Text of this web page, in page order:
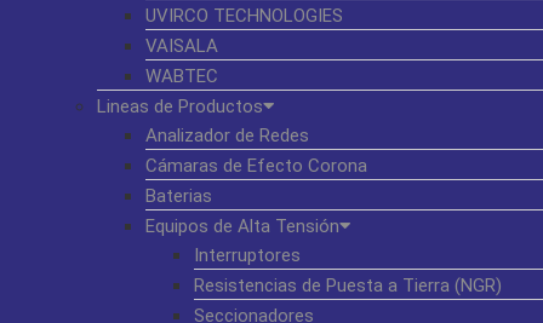
UVIRCO TECHNOLOGIES
VAISALA
WABTEC
Lineas de Productos
Analizador de Redes
Cámaras de Efecto Corona
Baterias
Equipos de Alta Tensión
Interruptores
Resistencias de Puesta a Tierra (NGR)
Seccionadores